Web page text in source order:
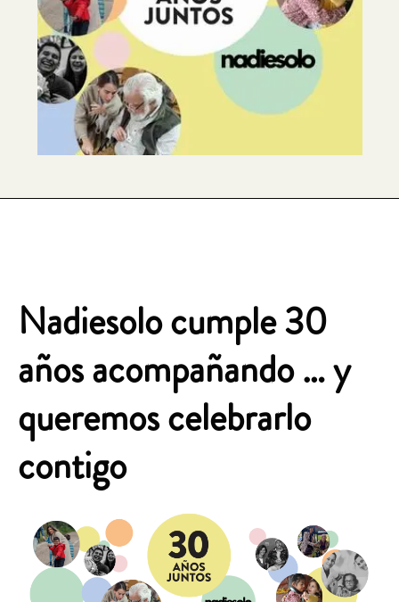
Nadiesolo cumple 30
años acompañando … y
queremos celebrarlo
contigo